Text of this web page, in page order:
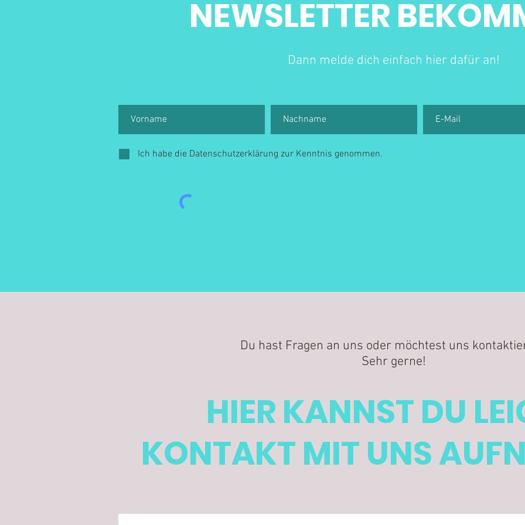
NEWSLETTER
Dann melde dich einfach hier dafür an!
Ich habe die Datenschutzerklärung zur Kenntnis genommen.
Du hast Fragen an uns oder möchtest uns
Sehr gerne!
HIER KANNST DU
KONTAKT MIT UNS